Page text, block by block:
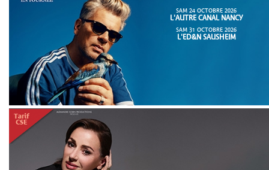
SAM 24 OCTOBRE 2026
L'AUTRE CANAL NANCY
SAM 31 OCTOBRE 2026
L'ED&N SAUSHEIM